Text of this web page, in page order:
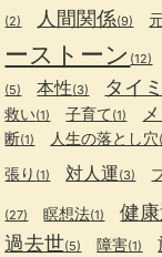
(2) 人間関係(9)
ーストーン (12)
(5) 本性(3) タイ
救い(1) 子育て(1)
断(1) 人生の落とし穴
張り (1) 対人運(3)
(27) 瞑想法(1) 健
過去世(5) 障害(1)